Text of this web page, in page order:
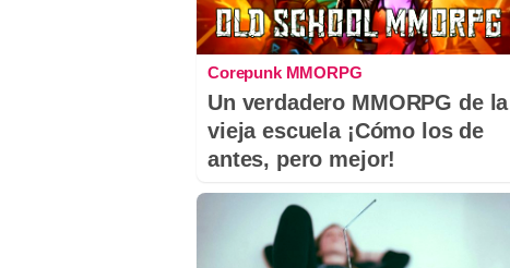
Corepunk MMORPG
Un verdadero MMORPG de la
vieja escuela ¡Cómo los de
antes, pero mejor!